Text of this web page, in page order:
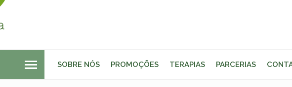
SOBRE NÓS PROMOÇÕES TERAPIAS PARCERIAS